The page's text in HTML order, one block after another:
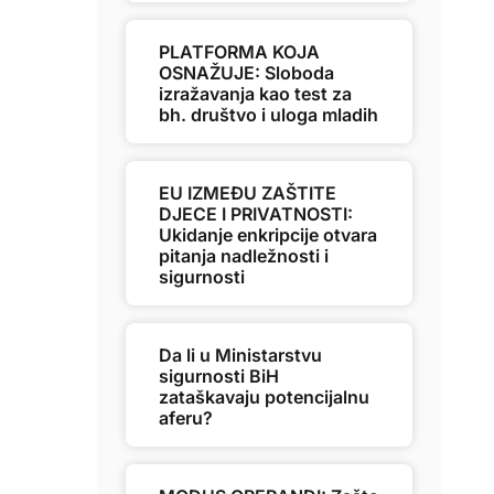
PLATFORMA KOJA
OSNAŽUJE: Sloboda
izražavanja kao test za
bh. društvo i uloga mladih
EU IZMEĐU ZAŠTITE
DJECE I PRIVATNOSTI:
Ukidanje enkripcije otvara
pitanja nadležnosti i
sigurnosti
Da li u Ministarstvu
sigurnosti BiH
zataškavaju potencijalnu
aferu?